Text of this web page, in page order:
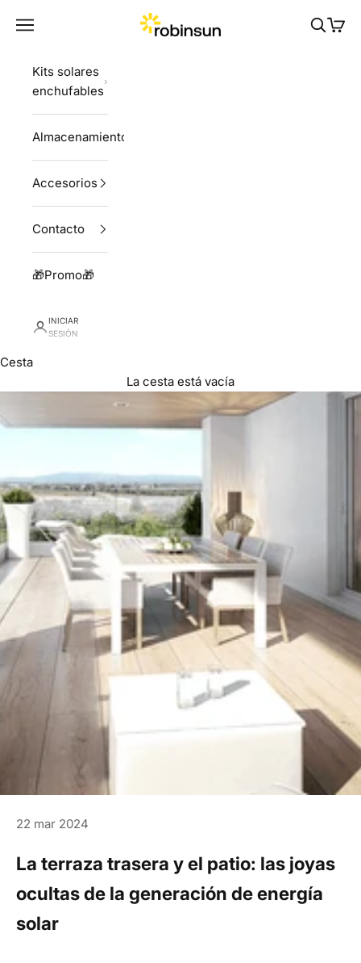
Robinsun
Menú Buscar
Cesta
Kits solares
enchufables
Almacenamiento
Accesorios
Contacto
🎁Promo🎁
INICIAR
SESIÓN
Cesta
La cesta está vacía
22 mar 2024
La terraza trasera y el patio: las joyas
ocultas de la generación de energía
solar